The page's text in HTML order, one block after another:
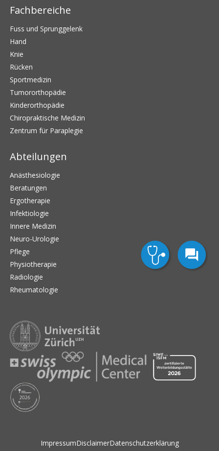
Fachbereiche
Fuss und Sprunggelenk
Hand
Knie
Rücken
Sportmedizin
Tumororthopädie
Kinderorthopädie
Chiropraktische Medizin
Zentrum für Paraplegie
Abteilungen
Anästhesiologie
Beratungen
Ergotherapie
Infektiologie
Innere Medizin
Neuro-Urologie
Pflege
Physiotherapie
Radiologie
Rheumatologie
ImpressumDisclaimerDatenschutzerklärung